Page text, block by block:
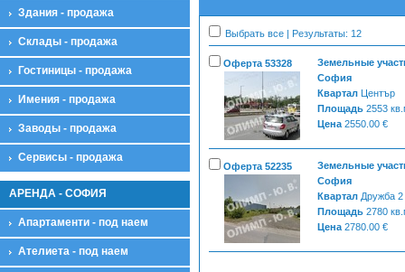
Здания - продажа
Склады - продажа
Гостиницы - продажа
Имения - продажа
Заводы - продажа
Сервисы - продажа
АРЕНДА - СОФИЯ
Апартаменти - под наем
Ателиета - под наем
Выбрать все | Результаты: 12
Оферта 53328
Земельные
София
Квартал Център
Площадь 2553
Цена 2550.00 €
Оферта 52235
Земельные
София
Квартал Дружба 2
Площадь 2780
Цена 2780.00 €